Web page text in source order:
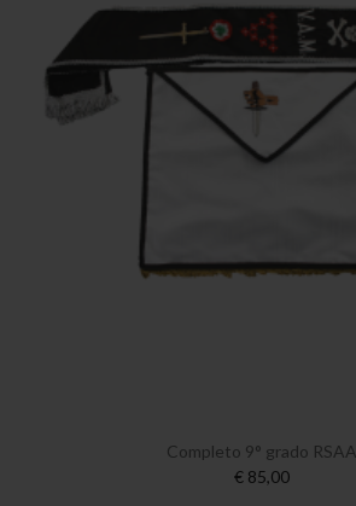
Completo 9° grado RSAA
€ 85,00